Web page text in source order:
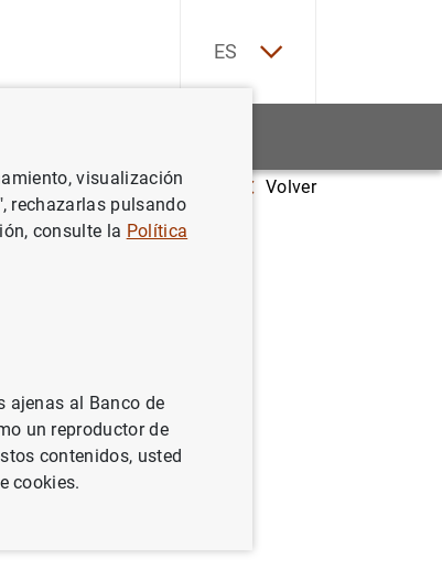
ES
de 2013 Volver
visualización
rechazarlas pulsando
consulte la Política
ajenas al Banco de
un reproductor de
contenidos, usted
cookies.